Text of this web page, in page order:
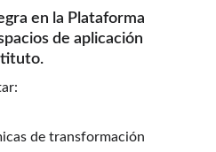
en la Plataforma
de aplicación
de transformación